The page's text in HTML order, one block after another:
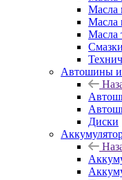
Масла
Масла
Масла
Смазки
Автошины и
Диски